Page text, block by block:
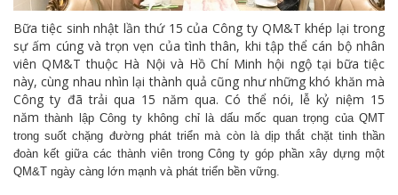
Bữa tiệc sinh nhật lần thứ 15 của Công ty QM&T khép lại trong
sự ấm cúng và trọn vẹn của tình thân, khi tập thể cán bộ nhân
viên QM&T thuộc Hà Nội và Hồ Chí Minh hội ngộ tại bữa tiệc
này, cùng nhau nhìn lại thành quả cũng như những khó khăn mà
Công ty đã trải qua 15 năm qua. Có thể nói, lễ kỷ niệm 15
nămthành lập Công ty không chỉ là dấu mốc quan trọng của QMT
trong suốt chặng đường phát triển mà còn là dịp thắt chặt tinh thần
đoàn kết giữa các thành viên trong Công ty góp phần xây dựng một
QM&T ngày càng lớn mạnh và phát triển bền vững.